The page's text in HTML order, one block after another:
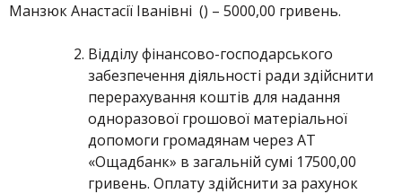
Манзюк Анастасії Іванівні () – 5000,00 гривень.
Відділу фінансово-господарського
забезпечення діяльності ради здійснити
перерахування коштів для надання
одноразової грошової матеріальної
допомоги громадянам через АТ
«Ощадбанк» в загальній сумі 17500,00
гривень. Оплату здійснити за рахунок